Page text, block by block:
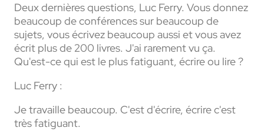
Deux dernières questions, Luc Ferry. Vous donnez
beaucoup de conférences sur beaucoup de
sujets, vous écrivez beaucoup aussi et vous avez
écrit plus de 200 livres. J'ai rarement vu ça.
Qu'est-ce qui est le plus fatiguant, écrire ou lire ?
Luc Ferry :
Je travaille beaucoup. C'est d'écrire, écrire c'est
très fatiguant.